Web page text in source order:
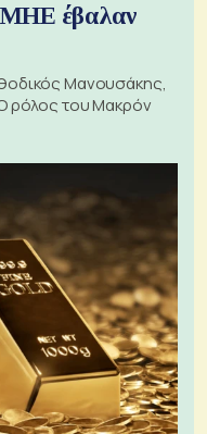
έβαλαν
Μανουσάκης,
ρόλος του Μακρόν